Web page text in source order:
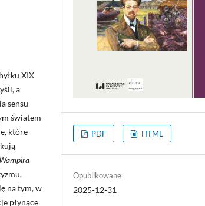
XIX
a
sensu
światem
które
Wampira
na tym, w
płynące
PDF HTML
Opublikowane
2025-12-31